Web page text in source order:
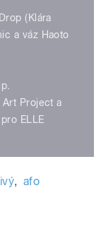
(Klára
a váz Haoto
Art Project a
ELLE
, afo